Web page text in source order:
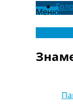
Меню